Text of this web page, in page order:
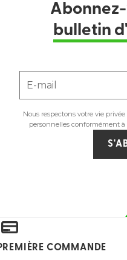
bulletin
E-mail
Nous respectons votre vie
personnelles conformément à
COMMANDE